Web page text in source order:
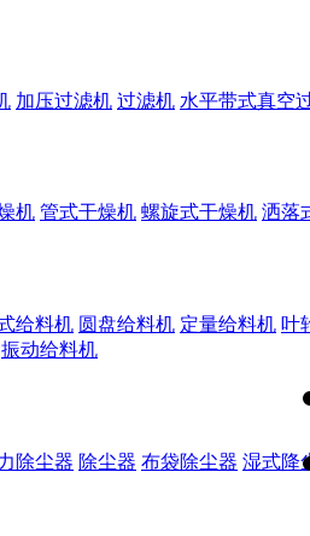
加压过滤机 过滤机 水平带式真空
机 管式干燥机 螺旋式干燥机 洒落
给料机 圆盘给料机 定量给料机 叶
振动给料机
除尘器 除尘器 布袋除尘器 湿式降